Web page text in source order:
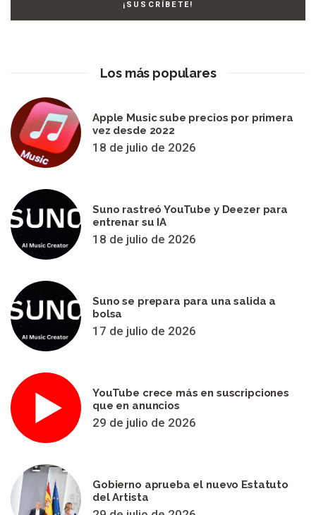
Los más populares
Apple Music sube precios por primera
vez desde 2022
18 de julio de 2026
Suno rastreó YouTube y Deezer para
entrenar su IA
18 de julio de 2026
Suno se prepara para una salida a
bolsa
17 de julio de 2026
YouTube crece más en suscripciones
que en anuncios
29 de julio de 2026
Gobierno aprueba el nuevo Estatuto
del Artista